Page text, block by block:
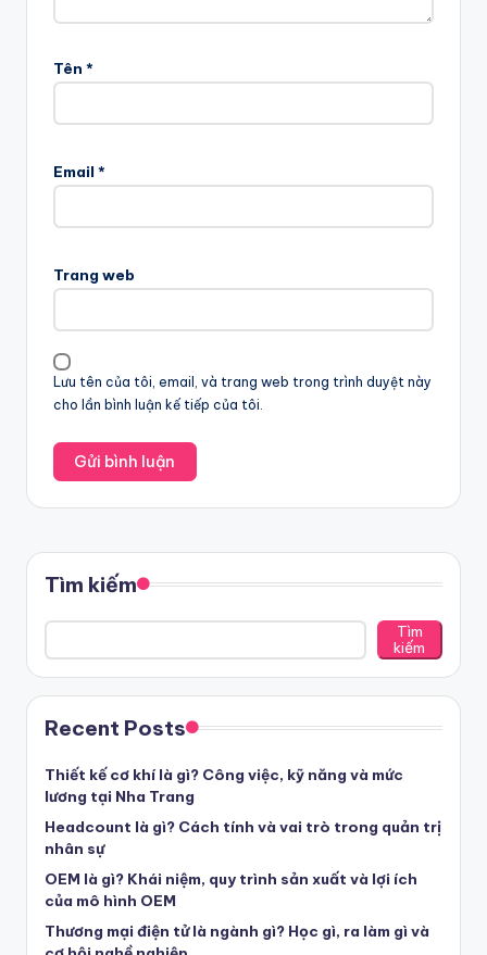
Tên *
Email *
Trang web
Lưu tên của tôi, email, và trang web trong trình duyệt này
cho lần bình luận kế tiếp của tôi.
Tìm kiếm
Tìm
kiếm
Recent Posts
Thiết kế cơ khí là gì? Công việc, kỹ năng và mức
lương tại Nha Trang
Headcount là gì? Cách tính và vai trò trong quản trị
nhân sự
OEM là gì? Khái niệm, quy trình sản xuất và lợi ích
của mô hình OEM
Thương mại điện tử là ngành gì? Học gì, ra làm gì và